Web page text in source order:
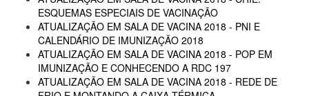
ESQUEMAS ESPECIAIS DE VACINAÇÃO
ATUALIZAÇÃO EM SALA DE VACINA 2018 - PNI E
CALENDÁRIO DE IMUNIZAÇÃO 2018
ATUALIZAÇÃO EM SALA DE VACINA 2018 - POP EM
IMUNIZAÇÃO E CONHECENDO A RDC 197
ATUALIZAÇÃO EM SALA DE VACINA 2018 - REDE DE